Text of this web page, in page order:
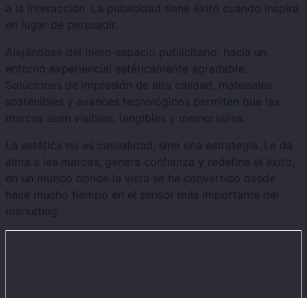
a la interacción. La publicidad tiene éxito cuando inspira
en lugar de persuadir.
Alejándose del mero espacio publicitario, hacia un
entorno experiencial estéticamente agradable.
Soluciones de impresión de alta calidad, materiales
sostenibles y avances tecnológicos permiten que las
marcas sean visibles, tangibles y memorables.
La estética no es casualidad, sino una estrategia. Le da
alma a las marcas, genera confianza y redefine el éxito,
en un mundo donde la vista se ha convertido desde
hace mucho tiempo en el sensor más importante del
marketing.